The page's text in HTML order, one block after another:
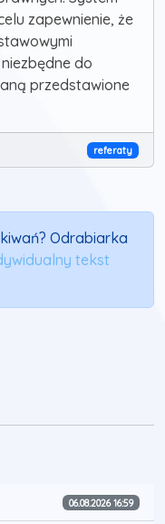
zapewnienie, że
do
przedstawione
referaty
Odrabiarka
tekst
06.08.2026 16:59